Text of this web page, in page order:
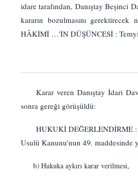
idare tarafından, Danıştay Beşinci
kararın bozulmasını
HÂKİMİ …'İN DÜŞÜNCESİ :
Karar veren Danıştay İdari
sonra gereği görüşüldü:
HUKUKİ DEĞERLENDİRME :
Usulü Kanunu'nun 49. maddesinde
b) Hukuka aykırı karar verilmesi,